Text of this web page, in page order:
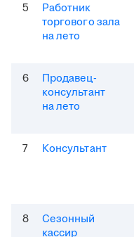
5
Работник
торгового зала
на лето
6
Продавец-
консультант
на лето
7 Консультант
8
Сезонный
кассир